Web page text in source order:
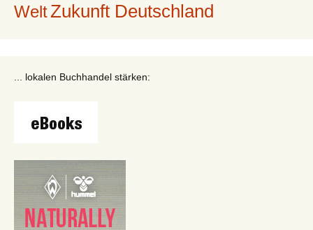
WeltZukunft Deutschland
... lokalen Buchhandel stärken: